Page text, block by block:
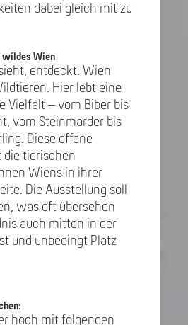
dabei gleich mit zu
wildes Wien
entdeckt: Wien
Hier lebt eine
Vielfalt – vom Biber bis
vom Steinmarder bis
Diese offene
die tierischen
Wiens in ihrer
Die Ausstellung soll
was oft übersehen
auch mitten in der
und unbedingt Platz
hoch mit folgenden